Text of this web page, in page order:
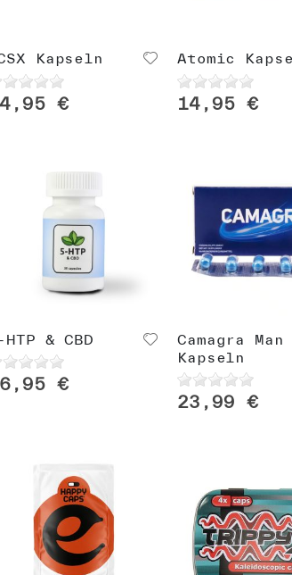
Kapseln
€
Atomic
14,95 €
HTP & CBD
€
Camagra Man
Kapseln
23,99 €